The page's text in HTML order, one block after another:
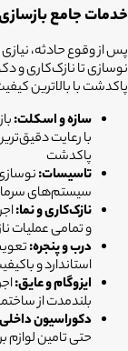
خدمات جامع
پس از وقوع حادثه،
نوسازی تا نازک‌کاری و
پاکدشت با بالاترین
سازه و اسکلت:
با رعایت
پاکدشت
تاسیسات:
سیستم‌های
نازک‌کاری و نما:
و تمامی عملیات
درب و پنجره:
استاندارد و
ایزوگام و عایق:
بلندمدت از
دکوراسیون
حتی تامین